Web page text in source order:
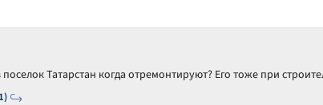
Татарстан когда отремонтируют? Его тоже при